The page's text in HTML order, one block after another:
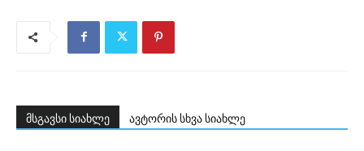
მსგავსი სიახლე ავტორის სხვა სიახლე